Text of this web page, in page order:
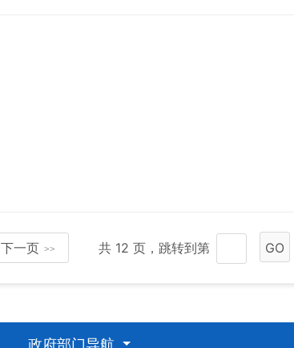
下一页 >> 共 12 页，跳转到第 GO
政府部门导航